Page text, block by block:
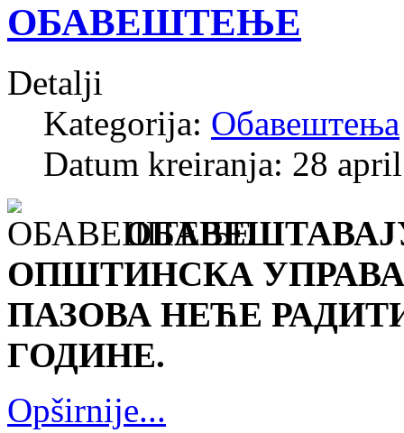
ОБАВЕШТЕЊЕ
Detalji
Kategorija: Обавештења
Datum kreiranja: 28
ОПШТИНСКА
ПАЗОВА НЕЋЕ РАДИТИ
ГОДИНЕ.
Opširnije...